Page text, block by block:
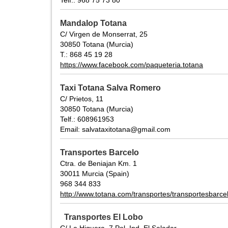
Mandalop Totana
C/ Virgen de Monserrat, 25
30850 Totana (Murcia)
T.: 868 45 19 28
https://www.facebook.com/paqueteria.totana
Taxi Totana Salva Romero
C/ Prietos, 11
30850 Totana (Murcia)
Telf.: 608961953
Email: salvataxitotana@gmail.com
Transportes Barcelo
Ctra. de Beniajan Km. 1
30011 Murcia (Spain)
968 344 833
http://www.totana.com/transportes/
Transportes El Lobo